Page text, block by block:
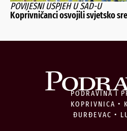
POVIJESNI USPJEH U SAD-U
Koprivničanci osvojili svjetsko
PODRAVINA I
KOPRIVNICA •
ĐURĐEVAC •